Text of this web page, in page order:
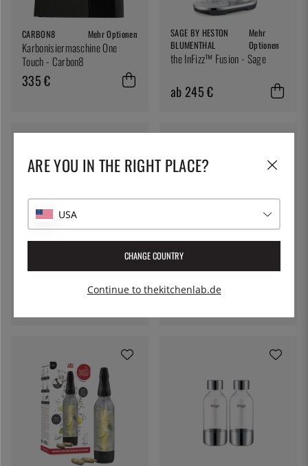
CARBON8 Mehr Optionen
Karbonisiermaschine One
Touch - Carbon8
335 €
SAGE BY HESTON
BLUMENTHAL
Mehr
Optionen
the InFizz™ Fusion - Sage
ab 245 €
Mehr Optionen
Zusatzflasche für Twist'n
Sparkle Virtuoso - iSi
Sodakartuschen CO2, 10er
Pack (Kohlensäure) - iSi
8 €
ARE YOU IN THE RIGHT PLACE?
USA
CHANGE COUNTRY
Continue to thekitchenlab.de